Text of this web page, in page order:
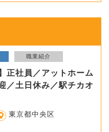
職業紹介
正社員／アットホーム
／土日休み／駅チカオ
東京都中央区